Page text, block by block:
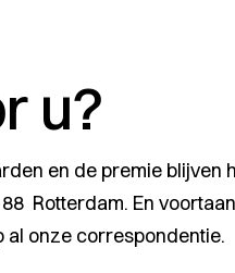
u?
en de premie blijven
Rotterdam. En
al onze correspondentie.